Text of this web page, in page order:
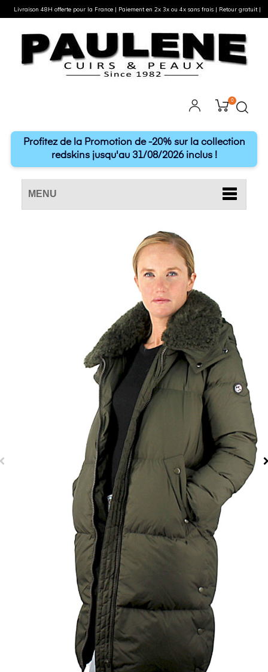
0
Profitez de la Promotion de -20% sur la collection
redskins jusqu'au 31/08/2026 inclus !
MENU
Livraison 48H offerte pour la France | Paiement en 2x 3x ou 4x sans frais | Retour gratuit |